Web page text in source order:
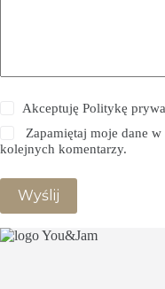
Akceptuję Politykę
Zapamiętaj moje dane
kolejnych komentarzy.
Wyślij